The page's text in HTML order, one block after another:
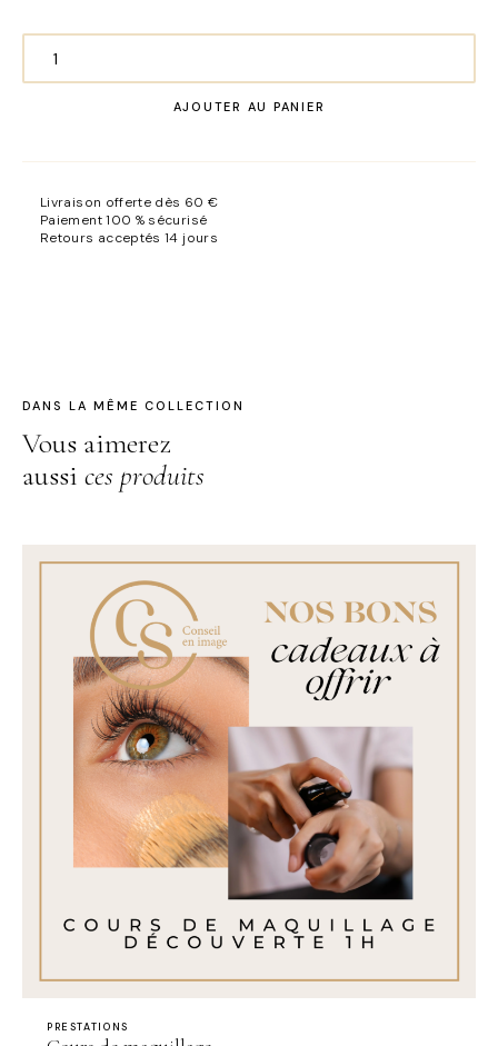
quantité
en
Femme
AJOUTER AU PANIER
Livraison offerte dès 60 €
Paiement 100 % sécurisé
Retours acceptés 14 jours
DANS LA MÊME COLLECTION
Vous aimerez
aussi ces produits
PRESTATIONS